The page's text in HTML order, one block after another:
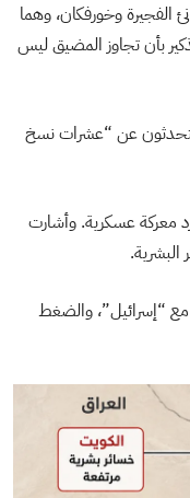
الفجيرة وخورفكان، وهما
بأن تجاوز المضيق ليس
يتحدثون عن “عشرات نسخ
معركة عسكرية. وأشارت
“إسرائيل”، والضغط